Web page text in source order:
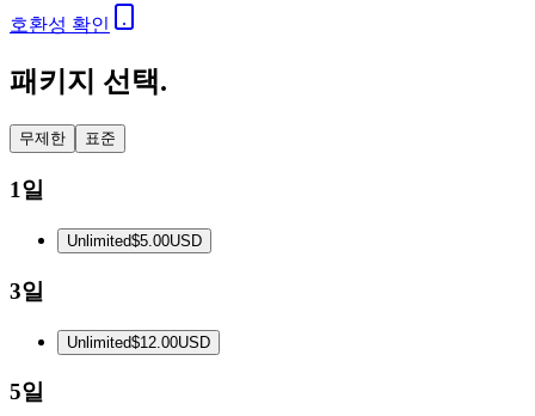
호환성 확인
패키지 선택.
무제한 표준
1일
Unlimited$5.00USD
3일
Unlimited$12.00USD
5일